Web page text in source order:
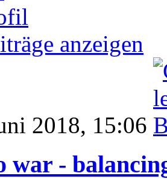
anzeigen
2018, 15:06
war -